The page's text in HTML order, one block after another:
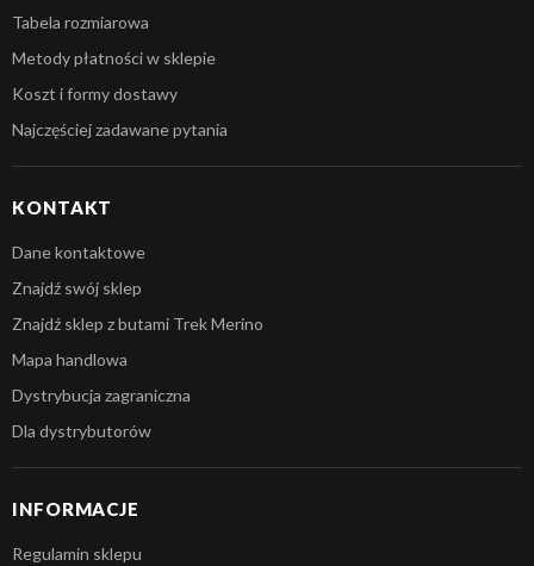
Tabela rozmiarowa
Metody płatności w sklepie
Koszt i formy dostawy
Najczęściej zadawane pytania
KONTAKT
Dane kontaktowe
Znajdź swój sklep
Znajdź sklep z butami Trek Merino
Mapa handlowa
Dystrybucja zagraniczna
Dla dystrybutorów
INFORMACJE
Regulamin sklepu